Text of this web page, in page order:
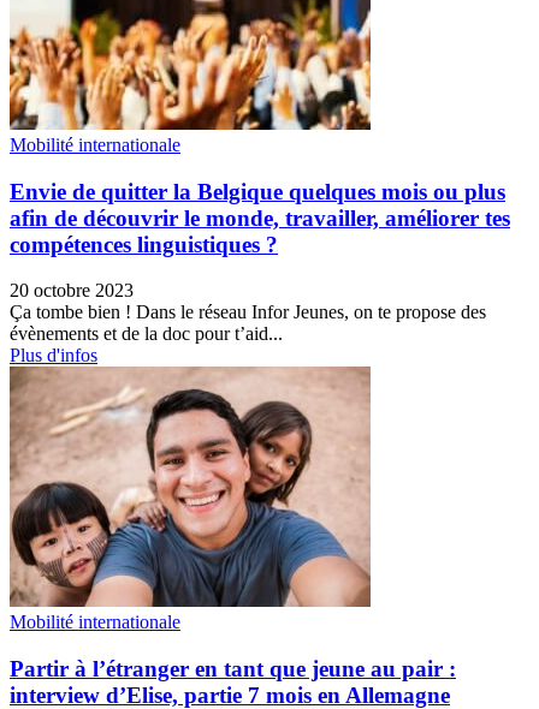
Mobilité internationale
Envie de quitter la Belgique quelques mois ou plus
afin de découvrir le monde, travailler, améliorer tes
compétences linguistiques ?
20 octobre 2023
Ça tombe bien ! Dans le réseau Infor Jeunes, on te propose des
évènements et de la doc pour t’aid...
Plus d'infos
Mobilité internationale
Partir à l’étranger en tant que jeune au pair :
interview d’Elise, partie 7 mois en Allemagne